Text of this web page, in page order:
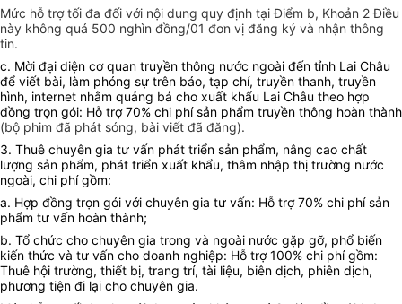
Mức hỗ trợ tối đa đối với nội dung quy định tạiĐiểm b, Khoản 2 Điều
này không quá 500 nghìn đồng/01 đơn vị đăng ký và nhận thông
tin.
c. Mời đại diện cơ quan truyền thông nước ngoài đến tỉnh Lai Châu
để viết bài, làm phóng sự trên báo, tạp chí, truyền thanh, truyền
hình, internet nhằm quảng bá cho xuất khẩu Lai Châu theo hợp
đồng trọn gói: Hỗ trợ 70% chi phí sản phẩm truyền thông hoàn thành
(bộ phim đã phát sóng, bài viết đã đăng).
3. Thuê chuyên gia tư vấn phát triển sản phẩm, nâng cao chất
lượng sản phẩm, phát triển xuất khẩu, thâm nhập thị trường nước
ngoài, chi phí gồm:
a. Hợp đồng trọn gói với chuyên gia tư vấn: Hỗ trợ 70% chi phí sản
phẩm tư vấn hoàn thành;
b. Tổ chức cho chuyên gia trong và ngoài nước gặp gỡ, phổ biến
kiến thức và tư vấn cho doanh nghiệp: Hỗ trợ 100% chi phí gồm:
Thuê hội trường, thiết bị, trang trí, tài liệu, biên dịch, phiên dịch,
phương tiện đi lại cho chuyên gia.